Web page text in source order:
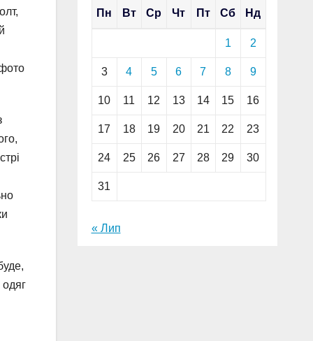
Пн Вт Ср Чт Пт Сб Нд
1 2
3 4 5 6 7 8 9
10 11 12 13 14 15 16
17 18 19 20 21 22 23
24 25 26 27 28 29 30
31
« Лип